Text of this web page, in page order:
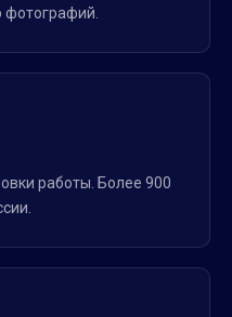
фотографий.
работы. Более 900